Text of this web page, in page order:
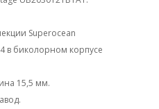
Superocean
в биколорном корпусе
15,5 мм.